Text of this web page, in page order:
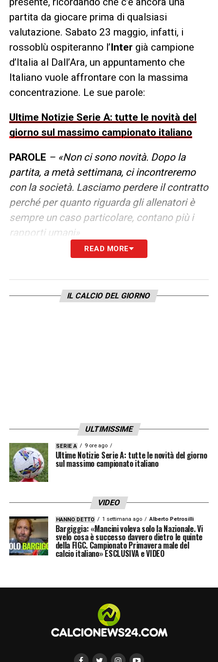
partita da giocare prima di qualsiasi
valutazione. Sabato 23 maggio, infatti, i
rossoblù ospiteranno l’Inter già campione
d’Italia al Dall’Ara, un appuntamento che
Italiano vuole affrontare con la massima
concentrazione. Le sue parole:
Ultime Notizie Serie A: tutte le novità del
giorno sul massimo campionato italiano
PAROLE – «Non ci sono novità. Dopo la
partita, a metà settimana, ci incontreremo
con la società. Lasciamo perdere il contratto
perché per quanto riguarda gli allenatori è
sempre un caso particolare, contano più i
rapporti umani»
L’incontro poteva essere prima,
l’ultima partita ci sarà molto tempo per
cercare di organizzare il prossimo anno:
Bologna va tutelata e bisogna fare le cose
LA PLAYLIST DELLE NOSTRE TOP NEWS
READ MORE
IL CALCIO DEL GIORNO
ULTIMISSIME
SERIE A 9 ore ago
Ultime Notizie Serie A: tutte le novità del giorno
sul massimo campionato italiano
VIDEO
HANNO DETTO 1 settimana ago Alberto Petrosilli
Bargiggia: «Mancini voleva solo la Nazionale. Vi
svelo cosa è successo davvero dietro le quinte
della FIGC. Campionato Primavera male del
calcio italiano» ESCLUSIVA e VIDEO